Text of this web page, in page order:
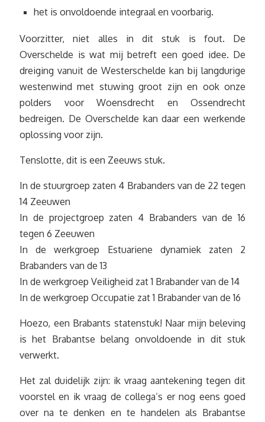
het is onvoldoende integraal en voorbarig.
Voorzitter, niet alles in dit stuk is fout. De
Overschelde is wat mij betreft een goed idee. De
dreiging vanuit de Westerschelde kan bij langdurige
westenwind met stuwing groot zijn en ook onze
polders voor Woensdrecht en Ossendrecht
bedreigen. De Overschelde kan daar een werkende
oplossing voor zijn.
Tenslotte, dit is een Zeeuws stuk.
In de stuurgroep zaten 4 Brabanders van de 22 tegen
14 Zeeuwen
In de projectgroep zaten 4 Brabanders van de 16
tegen 6 Zeeuwen
In de werkgroep Estuariene dynamiek zaten 2
Brabanders van de 13
In de werkgroep Veiligheid zat 1 Brabander van de 14
In de werkgroep Occupatie zat 1 Brabander van de 16
Hoezo, een Brabants statenstuk! Naar mijn beleving
is het Brabantse belang onvoldoende in dit stuk
verwerkt.
Het zal duidelijk zijn: ik vraag aantekening tegen dit
voorstel en ik vraag de collega’s er nog eens goed
over na te denken en te handelen als Brabantse